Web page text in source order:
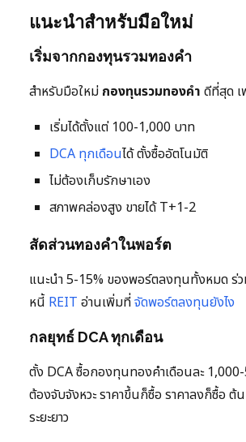
แนะนำสำหรับมือใหม่
เริ่มจากกองทุนรวมทองคำ
สำหรับมือใหม่ กองทุนรวมทองคำ ดีที่สุด เ
เริ่มได้ตั้งแต่ 100-1,000 บาท
DCA ทุกเดือนได้ ตั้งซื้ออัตโนมัติ
ไม่ต้องเก็บรักษาเอง
สภาพคล่องสูง ขายได้ T+1-2
สัดส่วนทองคำในพอร์ต
แนะนำ 5-15% ของพอร์ตลงทุนทั้งหมด ร่
หนี้ REIT อ่านเพิ่มที่จัดพอร์ตลงทุนยังไง
กลยุทธ์ DCA ทุกเดือน
ตั้ง DCA ซื้อกองทุนทองคำเดือนละ
ต้องจับจังหวะ ราคาขึ้นก็ซื้อ ราคาลงก็ซื้อ ต้
ระยะยาว